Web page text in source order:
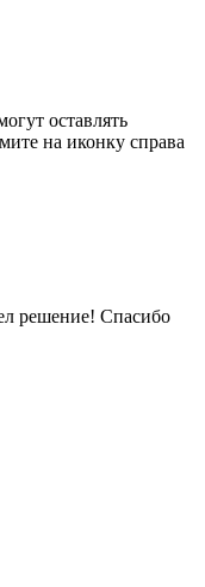
оставлять
на иконку справа
решение! Спасибо